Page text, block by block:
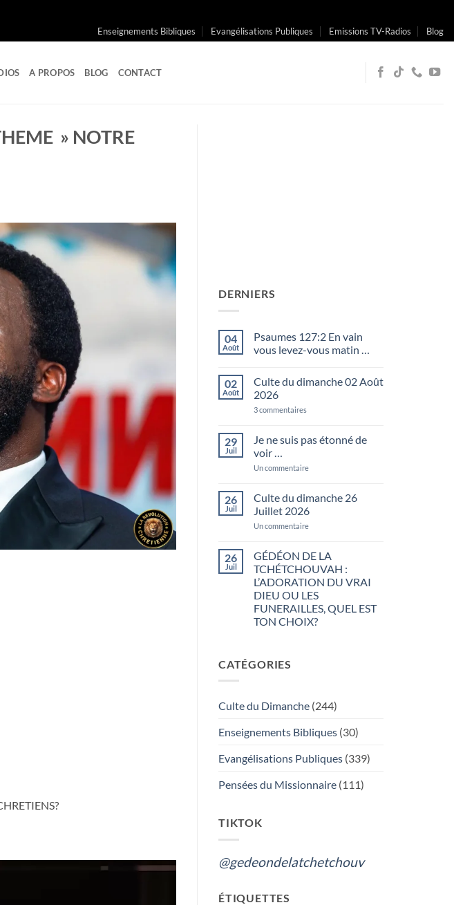
Enseignements Bibliques Evangélisations Publiques Emissions TV-Radios Blog
A PROPOS BLOG CONTACT
» NOTRE
DERNIERS
04
Août
Psaumes 127:2 En vain
vous levez-vous matin …
sur
Psaumes
127:2
En
levez-
vous
matin
02
Août
Culte du dimanche 02 Août
2026
3 commentaires
dimanche
02
29
Juil
Je ne suis pas étonné de
voir …
Un commentairesur
pas
étonné
voir
26
Juil
Culte du dimanche 26
Juillet 2026
Un commentairesur
dimanche
26
Juillet
2026
26
Juil
GÉDÉON DE LA
TCHÉTCHOUVAH :
L’ADORATION DU VRAI
DIEU OU LES
FUNERAILLES, QUEL EST
TON CHOIX?
GÉDÉON
DE
L’ADORATION
DIEU
FUNERAILLES,
TON
CATÉGORIES
Culte du Dimanche (244)
Enseignements Bibliques (30)
Evangélisations Publiques (339)
Pensées du Missionnaire (111)
TIKTOK
@gedeondelatchetchouv
ÉTIQUETTES